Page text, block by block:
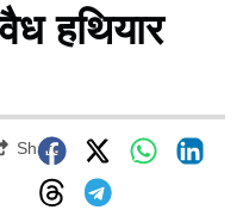
हथियार
Share